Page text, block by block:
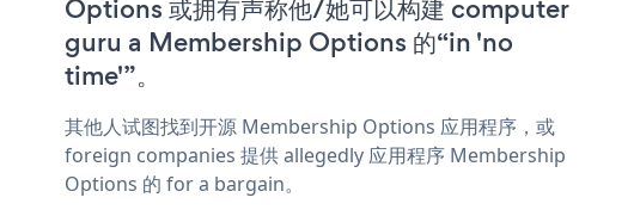
Options 或拥有声称他/她可以构建 computer
guru a Membership Options 的“in 'no
time'”。
其他人试图找到开源 Membership Options 应用程序，或
foreign companies 提供 allegedly 应用程序 Membership
Options 的 for a bargain。